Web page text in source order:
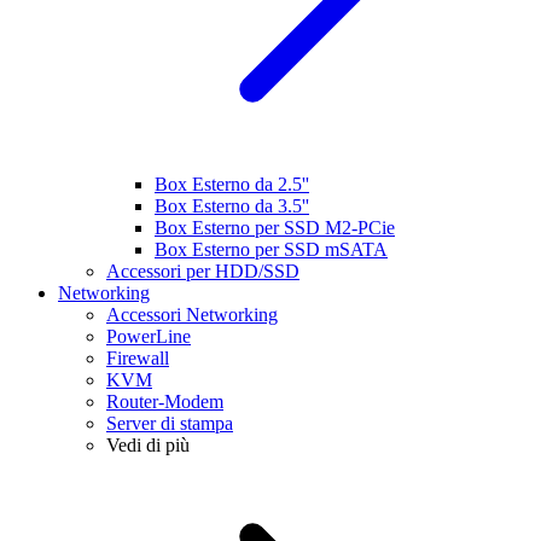
Box Esterno da 2.5''
Box Esterno da 3.5''
Box Esterno per SSD M2-PCie
Box Esterno per SSD mSATA
Accessori per HDD/SSD
Networking
Accessori Networking
PowerLine
Firewall
KVM
Router-Modem
Server di stampa
Vedi di più